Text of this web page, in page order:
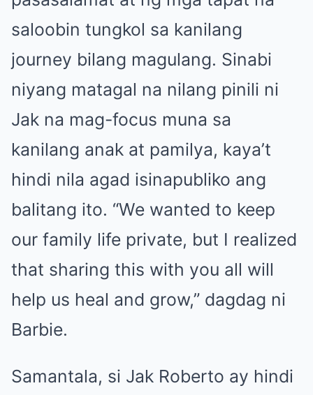
saloobin tungkol sa kanilang
journey bilang magulang. Sinabi
niyang matagal na nilang pinili ni
Jak na mag-focus muna sa
kanilang anak at pamilya, kaya’t
hindi nila agad isinapubliko ang
balitang ito. “We wanted to keep
our family life private, but I realized
that sharing this with you all will
help us heal and grow,” dagdag ni
Barbie.
Samantala, si Jak Roberto ay hindi